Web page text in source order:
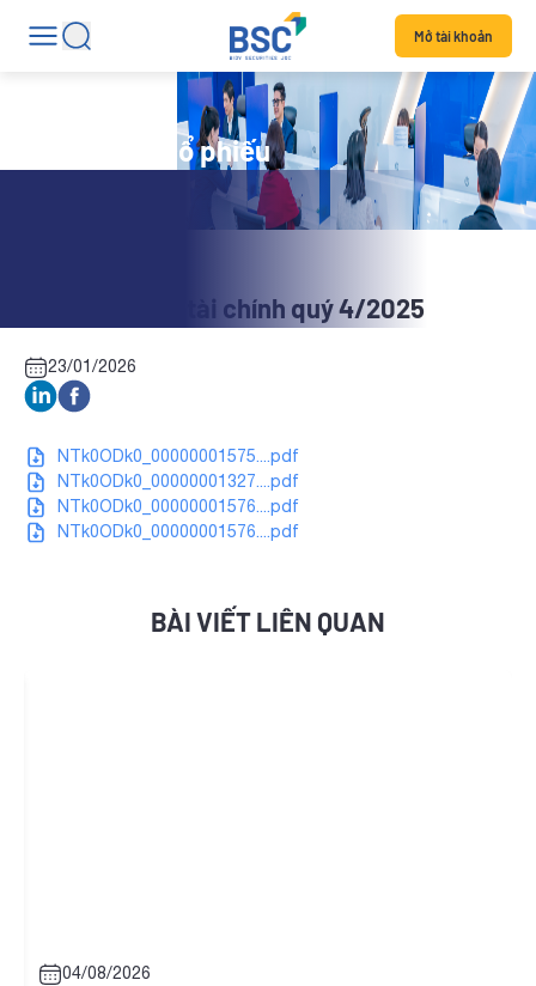
Mở tài khoản
Tin tức mã cổ phiếu
NOS: Báo cáo tài chính quý 4/2025
23/01/2026
NTk0ODk0_00000001575....pdf
NTk0ODk0_00000001327....pdf
NTk0ODk0_00000001576....pdf
NTk0ODk0_00000001576....pdf
BÀI VIẾT LIÊN QUAN
04/08/2026